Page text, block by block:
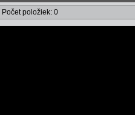
Počet položiek: 0